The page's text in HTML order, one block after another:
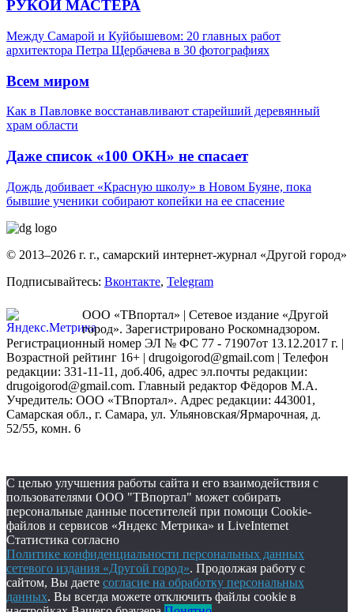
РУКОЙ МАСТЕРА
Между Самарой и Куйбышевом: 20 главных работ
архитектора Петра Щербачева в 30 фотографиях
Всем миром
Как в Павловке восстанавливают старейший деревянный
храм области
Даже список «100 ОКН» не спасает
Дождь добивает «Красную школу» в Новом Буяне, пока
бывшие ученики собирают копейки на ее спасение
© 2013–2026 г. г., самарский интернет-журнал «Другой город»
Подписывайтесь: Вконтакте, Telegram
ООО «ТВпортал» | Сетевое издание «Другой
город». Зарегистрировано Роскомнадзором.
Регистрационный номер ЭЛ № ФС 77 - 71907от 13.12.2017 г. |
Возрастной рейтинг 16+ | drugoigorod@gmail.com | Телефон
редакции: 331-11-11, доб.406, адрес эл.почты редакции:
drugoigorod@gmail.com. Главный редактор Фёдоров М.А.
Учредитель: ООО «ТВпортал». Адрес редакции: 443001,
Самарская обл., г. Самара, ул. Ульяновская/Ярмарочная, д.
52/55, комн. 6
С целью улучшения работы сайта и его взаимодействия с
пользователями ООО "ТВпортал" может собирать
персональные данные посетителей при помощи Cookie-
файлов и сервисов «Яндекс Метрика» и LiveInternet
Статистика согласно
Политике конфиденциальности персональных данных
сетевого издания «Другой город». Продолжая работу с
сайтом, Вы даете согласие на обработку персональных
данных. Вы всегда можете отключить файлы cookie в